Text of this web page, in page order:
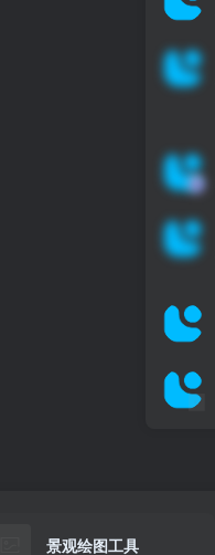
景观绘图工具